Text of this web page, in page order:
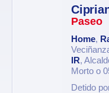
Paseo
Home,
IR,
Morto o
Detido